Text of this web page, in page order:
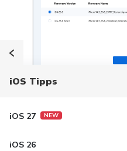
iOS Tipps
iOS 27 NEW
iOS 26
Klicken Sie
auf„Downgrade
Ihr iPhone wird
Trennen Sie das Gerät